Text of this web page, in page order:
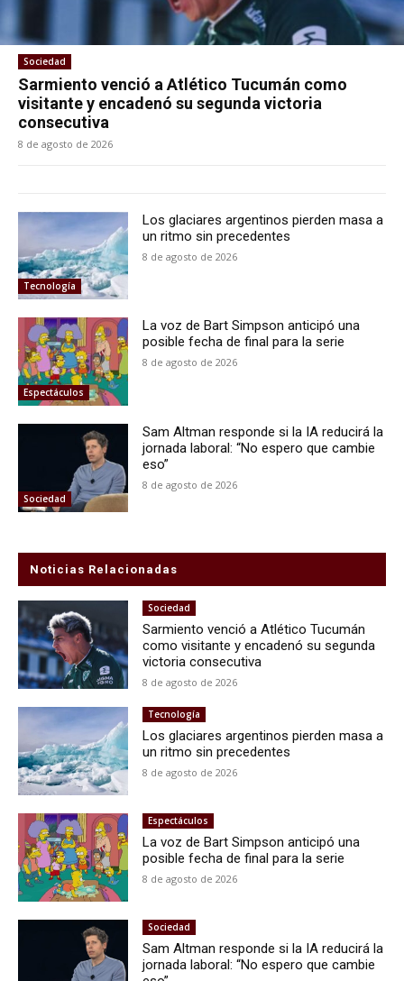
Sociedad
Sarmiento venció a Atlético Tucumán como
visitante y encadenó su segunda victoria
consecutiva
8 de agosto de 2026
Tecnología
Los glaciares argentinos pierden masa a
un ritmo sin precedentes
8 de agosto de 2026
Espectáculos
La voz de Bart Simpson anticipó una
posible fecha de final para la serie
8 de agosto de 2026
Sociedad
Sam Altman responde si la IA reducirá la
jornada laboral: “No espero que cambie
eso”
8 de agosto de 2026
Noticias Relacionadas
Sociedad
Sarmiento venció a Atlético Tucumán
como visitante y encadenó su segunda
victoria consecutiva
8 de agosto de 2026
Tecnología
Los glaciares argentinos pierden masa a
un ritmo sin precedentes
8 de agosto de 2026
Espectáculos
La voz de Bart Simpson anticipó una
posible fecha de final para la serie
8 de agosto de 2026
Sociedad
Sam Altman responde si la IA reducirá la
jornada laboral: “No espero que cambie